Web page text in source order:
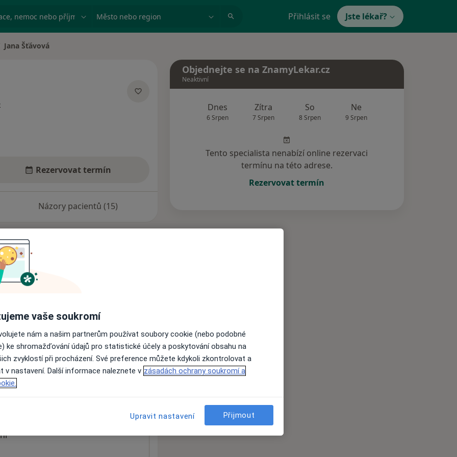
nemoc nebo příjmení Město nebo region Přihlásit se Jste lékař?
města
Jana Šťávová
Rezervovat termín
Názory pacientů (15)
nejsou k dispozici
informace o svých službách.
Objednejte se na ZnamyLekar.cz
Neaktivní
Dnes
6 Srpen
Zítra
7 Srpen
So
8 Srpen
Ne
9 Srpen
Tento specialista nenabízí online rezervaci
termínu na této adrese.
Rezervovat termín
vaše soukromí
nám a našim partnerům používat soubory cookie (nebo podobné
ke shromažďování údajů pro statistické účely a poskytování obsahu na
zvyklostí při procházení. Své preference můžete kdykoli zkontrolovat a
v nastavení. Další informace naleznete v zásadách ochrany soukromí a
Upravit nastavení Přijmout